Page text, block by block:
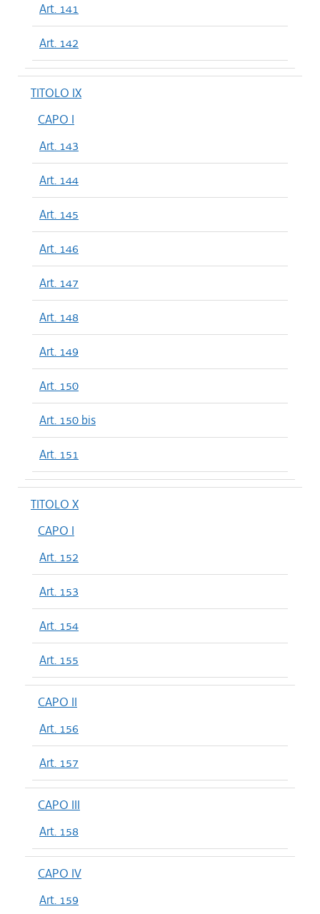
Art. 141
Art. 142
TITOLO IX
CAPO I
Art. 143
Art. 144
Art. 145
Art. 146
Art. 147
Art. 148
Art. 149
Art. 150
Art. 150 bis
Art. 151
TITOLO X
CAPO I
Art. 152
Art. 153
Art. 154
Art. 155
CAPO II
Art. 156
Art. 157
CAPO III
Art. 158
CAPO IV
Art. 159